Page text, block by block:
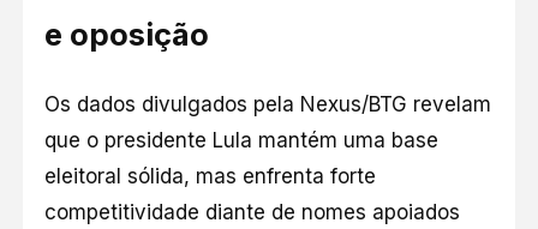
e oposição
Os dados divulgados pela Nexus/BTG revelam
que o presidente Lula mantém uma base
eleitoral sólida, mas enfrenta forte
competitividade diante de nomes apoiados